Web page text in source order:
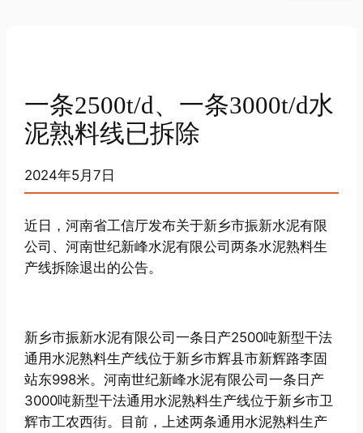
一条2500t/d、一条3000t/d水
泥熟料线已拆除
2024年5月7日
近日，河南省工信厅发布关于新乡市振新水泥有限
公司、河南世纪新峰水泥有限公司两条水泥熟料生
产线拆除退出的公告。
新乡市振新水泥有限公司一条日产2500吨新型干法
通用水泥熟料生产线位于新乡市辉县市新辉路李固
站东998米。河南世纪新峰水泥有限公司一条日产
3000吨新型干法通用水泥熟料生产线位于新乡市卫
辉市工农西街。目前，上述两条通用水泥熟料生产